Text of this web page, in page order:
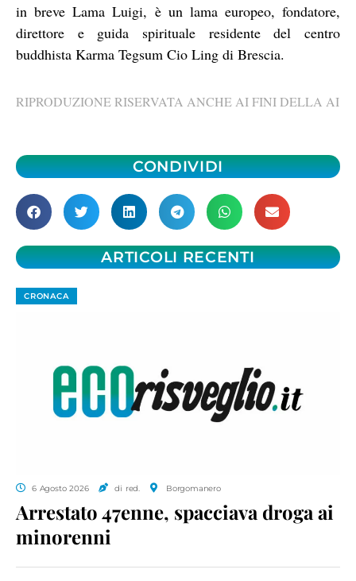
in breve Lama Luigi, è un lama europeo, fondatore,
direttore e guida spirituale residente del centro
buddhista Karma Tegsum Cio Ling di Brescia.
RIPRODUZIONE RISERVATA ANCHE AI FINI DELLA AI
CONDIVIDI
ARTICOLI RECENTI
CRONACA
6 Agosto 2026 di red. Borgomanero
Arrestato 47enne, spacciava droga ai
minorenni